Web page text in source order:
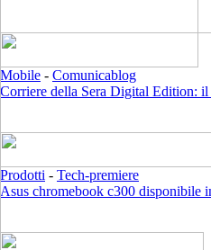
Mobile - Comunicablog
Corriere della Sera Digital Edition:
Prodotti - Tech-premiere
Asus chromebook c300 disponibile